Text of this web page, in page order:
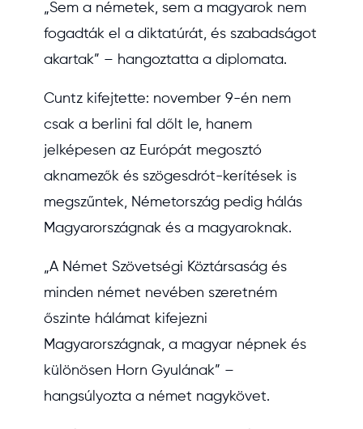
„Sem a németek, sem a magyarok nem
fogadták el a diktatúrát, és szabadságot
akartak” – hangoztatta a diplomata.
Cuntz kifejtette: november 9-én nem
csak a berlini fal dőlt le, hanem
jelképesen az Európát megosztó
aknamezők és szögesdrót-kerítések is
megszűntek, Németország pedig hálás
Magyarországnak és a magyaroknak.
„A Német Szövetségi Köztársaság és
minden német nevében szeretném
őszinte hálámat kifejezni
Magyarországnak, a magyar népnek és
különösen Horn Gyulának” –
hangsúlyozta a német nagykövet.